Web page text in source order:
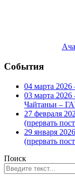
События
04 марта
03 марта 2026
Чайтаньи –
27 февраля
(прервать
29 января
(прервать
Поиск